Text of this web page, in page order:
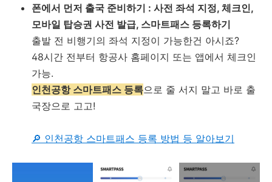
폰에서 먼저 출국 준비하기 : 사전 좌석 지정, 체크인,
모바일 탑승권 사전 발급, 스마트패스 등록하기
출발 전 비행기의 좌석 지정이 가능한건 아시죠?
48시간 전부터 항공사 홈페이지 또는 앱에서 체크인
가능.
인천공항 스마트패스 등록으로 줄 서지 말고 바로 출
국장으로 고고!
🔎 인천공항 스마트패스 등록 방법 등 알아보기